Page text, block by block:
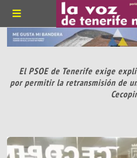
El PSOE de Tenerife exige
por permitir la retransmisión de